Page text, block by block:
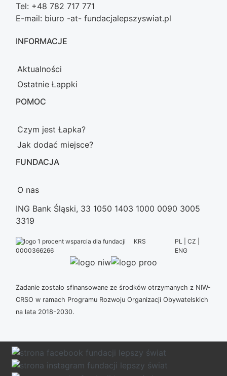
Tel: +48 782 717 771
E-mail: biuro -at- fundacjalepszyswiat.pl
INFORMACJE
Aktualności
Ostatnie Łappki
POMOC
Czym jest Łapka?
Jak dodać miejsce?
FUNDACJA
O nas
ING Bank Śląski, 33 1050 1403 1000 0090 3005
3319
KRS
0000366266
PL | CZ |
ENG
Zadanie zostało sfinansowane ze środków otrzymanych z NIW-
CRSO w ramach Programu Rozwoju Organizacji Obywatelskich
na lata 2018-2030.